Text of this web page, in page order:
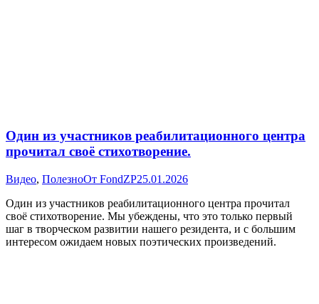
Один из участников реабилитационного центра
прочитал своё стихотворение.
Видео, ПолезноОт FondZP25.01.2026
Один из участников реабилитационного центра прочитал
своё стихотворение. Мы убеждены, что это только первый
шаг в творческом развитии нашего резидента, и с большим
интересом ожидаем новых поэтических произведений.